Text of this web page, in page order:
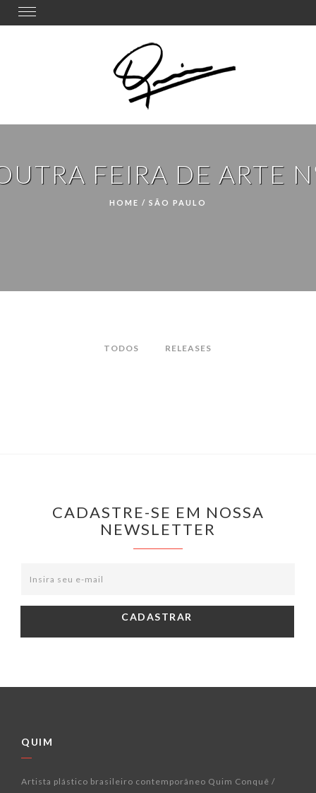
Toggle
navigation
FEIRA DE ARTE
HOME / SÃO PAULO
TODOS RELEASES
CADASTRE-SE EM NOSSA
NEWSLETTER
QUIM
Artista plástico brasileiro contemporâneo Quim Conquê /